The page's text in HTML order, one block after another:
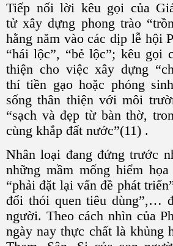
Tiếp nối lời kêu gọi của
tử xây dựng phong trào
hằng năm vào các dịp lễ hội
“hái lộc”, “bẻ lộc”; kêu gọi
thiện cho việc xây dựng
thí tiền gạo hoặc phóng
sống thân thiện với môi
“sạch và đẹp từ bàn thờ,
cùng khắp đất nước”(11) .
Nhân loại đang đứng trước
những mầm mống hiểm
“phải đặt lại vấn đề phát
đổi thói quen tiêu dùng”,…
người. Theo cách nhìn của
ngày nay thực chất là khủng